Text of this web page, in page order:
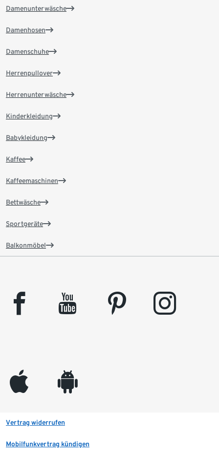
Damenunterwäsche
Damenhosen
Damenschuhe
Herrenpullover
Herrenunterwäsche
Kinderkleidung
Babykleidung
Kaffee
Kaffeemaschinen
Bettwäsche
Sportgeräte
Balkonmöbel
facebook youtube pinterest instagram
appleinc android
Vertrag widerrufen
Mobilfunkvertrag kündigen